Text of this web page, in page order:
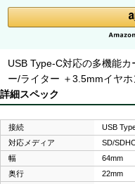
USB Type-C対応の多機能
ー/ライター ＋3.5mmイヤホ
詳細スペック
接続
USB
対応メディア
SD/
幅
64mm
奥行
22mm